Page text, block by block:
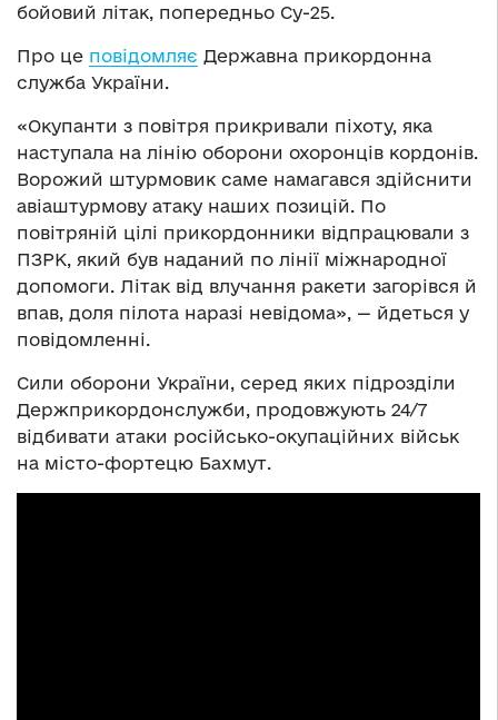
бойовий літак, попередньо Су-25.
Про це повідомляє Державна прикордонна
служба України.
«Окупанти з повітря прикривали піхоту, яка
наступала на лінію оборони охоронців кордонів.
Ворожий штурмовик саме намагався здійснити
авіаштурмову атаку наших позицій. По
повітряній цілі прикордонники відпрацювали з
ПЗРК, який був наданий по лінії міжнародної
допомоги. Літак від влучання ракети загорівся й
впав, доля пілота наразі невідома», — йдеться у
повідомленні.
Сили оборони України, серед яких підрозділи
Держприкордонслужби, продовжують 24/7
відбивати атаки російсько-окупаційних військ
на місто-фортецю Бахмут.